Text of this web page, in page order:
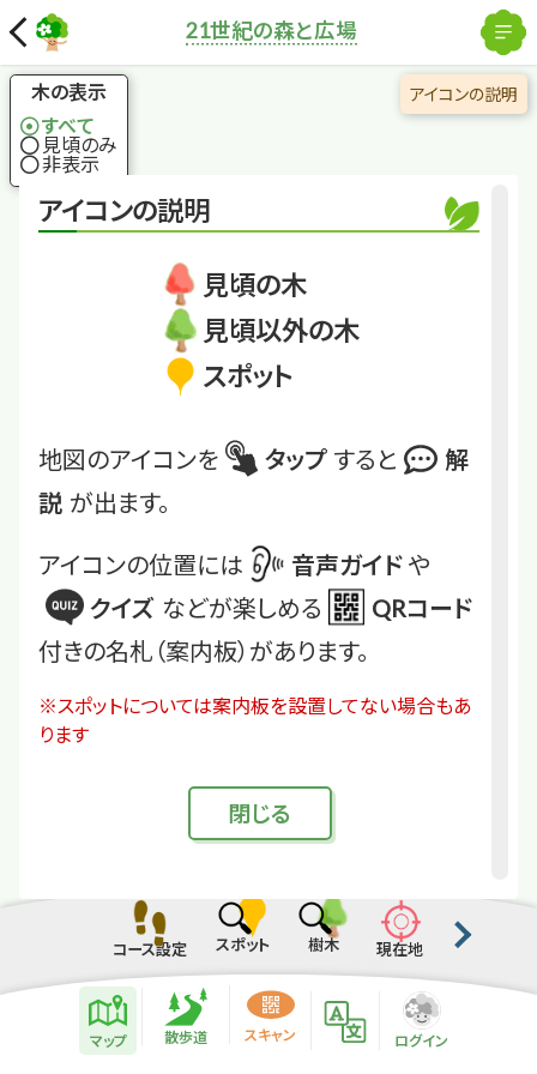
アイコンの説明
見頃の木
見頃以外の木
スポット
地図のアイコンを タップ すると
解
説 が出ます。
アイコンの位置には 音声ガイド や
クイズ などが楽しめる
QRコード
付きの名札（案内板）があります。
※スポットについては案内板を設置してない場合もあ
ります
閉じる
21世紀の森と広場
ゴマキ
ゴマの香りの葉
国土地理院
木の表示
すべて
見頃のみ
非表示
解除
アイコンの説明
コース設定 スポット 樹木 現在地
マップ 散歩道 スキャン ログイン
散歩道紹介ページ
緑地紹介情報